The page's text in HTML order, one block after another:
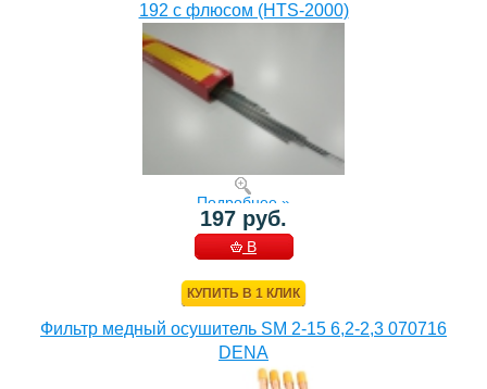
192 с флюсом (HTS-2000)
Подробнее »
197 руб.
В
КУПИТЬ В 1 КЛИК
Фильтр медный осушитель SM 2-15 6,2-2,3 070716
DENA